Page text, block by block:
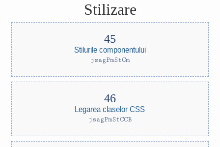
Stilizare
Stilurile componentului
jsagPmStCm
Legarea claselor CSS
jsagPmStCCB